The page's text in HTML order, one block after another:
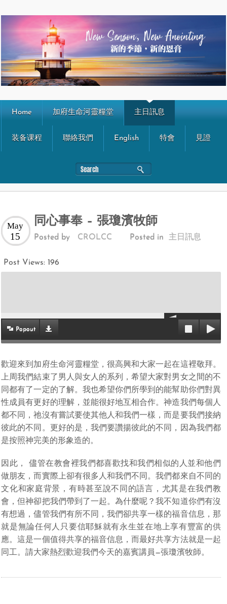
Home 加府生命河靈糧堂 主日訊息
装备课程 聯絡我們 English 特會 見證
同心事奉 – 張瓊濱牧師
May
15 Posted by CROLCC Posted in 主日訊息
Post Views: 196
Popout
歡迎來到加府生命河靈糧堂，很高興和大家一起在這裡敬拜。
上周我們結束了男人與女人的系列，希望大家對男女之間的不
同都有了一定的了解。我也希望你們所學到的能幫助你們對異
性成員有更好的理解，並能很好地互相合作。神造我們每個人
都不同，祂沒有嘗試要使其他人和我們一樣，而是要我們接納
彼此的不同。更好的是，我們要讚揚彼此的不同，因為我們都
是按照神完美的形象造的。
因此， 儘管在教會裡我們都喜歡找和我們相似的人並和他們
做朋友，而實際上卻有很多人和我們不同。我們都來自不同的
文化和家庭背景，有時甚至說不同的語言，尤其是在我們教
會，但神卻把我們帶到了一起。為什麼呢？我不知道你們有沒
有想過，儘管我們有所不同，我們卻共享一樣的福音信息，那
就是無論任何人只要信耶穌就有永生並在地上享有豐富的供
應。這是一個值得共享的福音信息，而最好共享方法就是一起
同工。請大家熱烈歡迎我們今天的嘉賓講員—張瓊濱牧師。